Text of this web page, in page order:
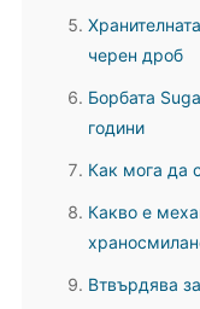
черен дроб
Борбата
години
Как мога да
Какво е
Втвърдява